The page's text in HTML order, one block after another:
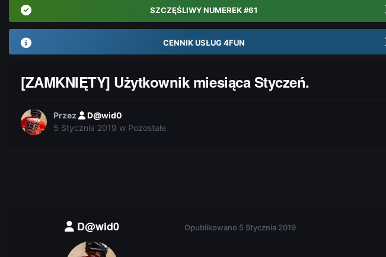
SZCZĘŚLIWY NUMEREK #61
CENNIK USŁUG 4FUN
[ZAMKNIĘTY] Użytkownik miesiąca Styczeń.
Przez
D@wid0
5 Stycznia 2019 w Pozostałe
D@wid0 Opublikowano 5 Stycznia 2019